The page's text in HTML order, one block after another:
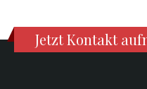
Jetzt Kontakt